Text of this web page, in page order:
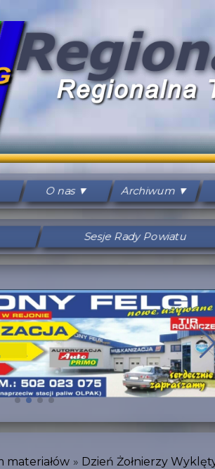
O nas Archiwum
Sesje Rady Powiatu
materiałów Dzień Żołnierzy